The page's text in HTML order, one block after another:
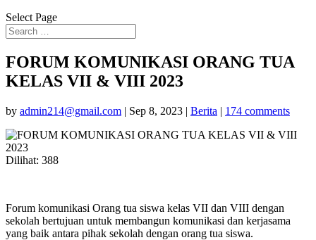
Select Page
FORUM KOMUNIKASI ORANG TUA
KELAS VII & VIII 2023
by admin214@gmail.com | Sep 8, 2023 | Berita | 174 comments
Dilihat: 388
Forum komunikasi Orang tua siswa kelas VII dan VIII dengan
sekolah bertujuan untuk membangun komunikasi dan kerjasama
yang baik antara pihak sekolah dengan orang tua siswa.